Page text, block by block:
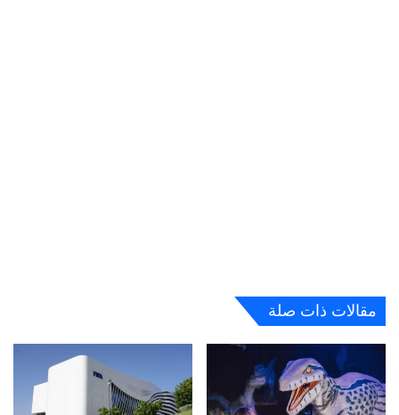
مقالات ذات صلة